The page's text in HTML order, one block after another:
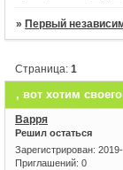
»Первый
, вот хотим
Страница:1
Варря
Решил остаться
Зарегистрирован:
Приглашений: 0